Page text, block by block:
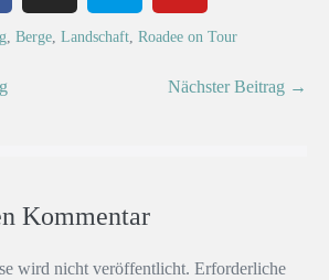
, Berge, Landschaft, Roadee on Tour
Nächster Beitrag →
Kommentar
wird nicht veröffentlicht. Erforderliche